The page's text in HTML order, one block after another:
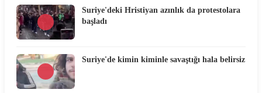
Suriye'deki Hristiyan azınlık da protestolara
başladı
Suriye'de kimin kiminle savaştığı hala belirsiz